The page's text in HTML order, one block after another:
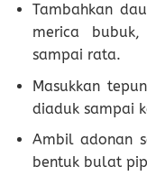
Tambahkan
merica
sampai rata.
Masukkan
diaduk sampai
Ambil adonan
bentuk bulat